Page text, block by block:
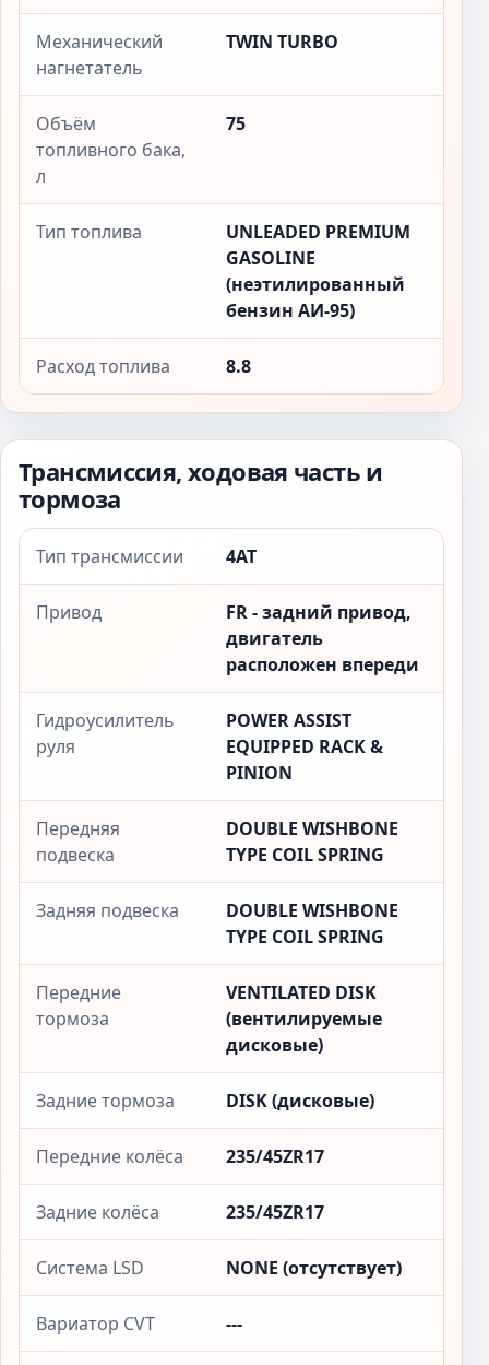
Механический
нагнетатель
TWIN TURBO
Объём
топливного бака,
л
75
Тип топлива
UNLEADED PREMIUM
GASOLINE
(неэтилированный
бензин АИ-95)
Расход топлива 8.8
Трансмиссия, ходовая часть и
тормоза
Тип трансмиссии 4AT
Привод
FR - задний привод,
двигатель
расположен впереди
Гидроусилитель
руля
POWER ASSIST
EQUIPPED RACK &
PINION
Передняя
подвеска
DOUBLE WISHBONE
TYPE COIL SPRING
Задняя подвеска
DOUBLE WISHBONE
TYPE COIL SPRING
Передние
тормоза
VENTILATED DISK
(вентилируемые
дисковые)
Задние тормоза DISK (дисковые)
Передние колёса 235/45ZR17
Задние колёса 235/45ZR17
Система LSD NONE (отсутствует)
Вариатор CVT ---